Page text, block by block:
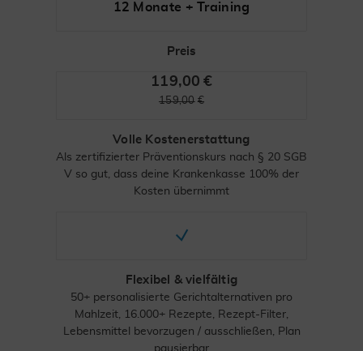
12 Monate + Training
Preis
119,00 €
159,00 €
Volle Kostenerstattung
Als zertifizierter Präventionskurs nach § 20 SGB
V so gut, dass deine Krankenkasse 100% der
Kosten übernimmt
Flexibel & vielfältig
50+ personalisierte Gerichtalternativen pro
Mahlzeit, 16.000+ Rezepte, Rezept-Filter,
Lebensmittel bevorzugen / ausschließen, Plan
pausierbar